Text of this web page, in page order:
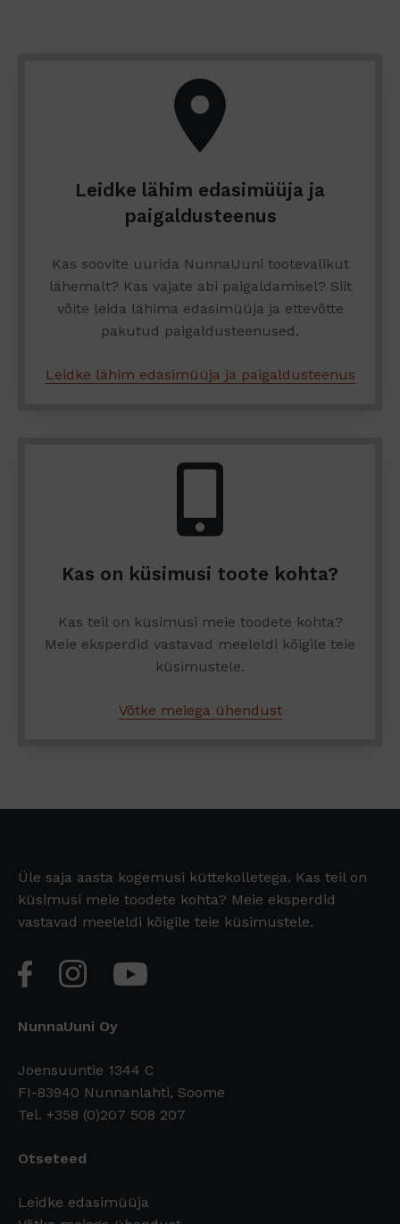
Leidke lähim edasimüüja ja
paigaldusteenus
Kas soovite uurida NunnaUuni tootevalikut
lähemalt? Kas vajate abi paigaldamisel? Siit
võite leida lähima edasimüüja ja ettevõtte
pakutud paigaldusteenused.
Leidke lähim edasimüüja ja paigaldusteenus
Kas on küsimusi toote kohta?
Kas teil on küsimusi meie toodete kohta?
Meie eksperdid vastavad meeleldi kõigile teie
küsimustele.
Võtke meiega ühendust
Üle saja aasta kogemusi küttekolletega. Kas teil on
küsimusi meie toodete kohta? Meie eksperdid
vastavad meeleldi kõigile teie küsimustele.
NunnaUuni Oy
Joensuuntie 1344 C
FI-83940 Nunnanlahti, Soome
Tel. +358 (0)207 508 207
Otseteed
Leidke edasimüüja